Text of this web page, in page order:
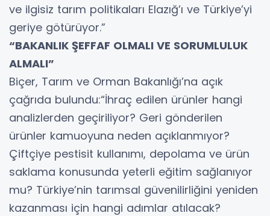
ve ilgisiz tarım politikaları Elazığ’ı ve Türkiye’yi
geriye götürüyor.”
“BAKANLIK ŞEFFAF OLMALI VE SORUMLULUK
ALMALI”
Biçer, Tarım ve Orman Bakanlığı’na açık
çağrıda bulundu:“İhraç edilen ürünler hangi
analizlerden geçiriliyor? Geri gönderilen
ürünler kamuoyuna neden açıklanmıyor?
Çiftçiye pestisit kullanımı, depolama ve ürün
saklama konusunda yeterli eğitim sağlanıyor
mu? Türkiye’nin tarımsal güvenilirliğini yeniden
kazanması için hangi adımlar atılacak?